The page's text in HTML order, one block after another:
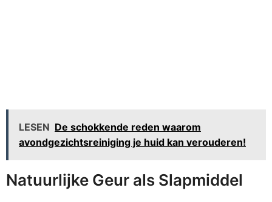
LESEN De schokkende reden waarom
avondgezichtsreiniging je huid kan verouderen!
Natuurlijke Geur als Slapmiddel